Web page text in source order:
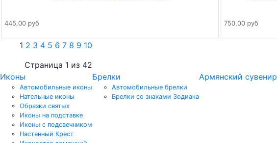
445,00 руб 750,00 руб
1 2 3 4 5 6 7 8 9 10
Страница 1 из 42
Иконы
Автомобильные иконы
Нательные иконы
Образки святых
Иконы на подставке
Иконы с подсвечником
Настенный Крест
Брелки
Автомобильные брелки
Брелки со знаками Зодиака
Армянский сувенир